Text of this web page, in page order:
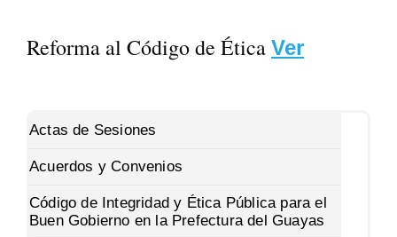
Reforma al Código de Ética Ver
Actas de Sesiones
Acuerdos y Convenios
Código de Integridad y Ética Pública para el
Buen Gobierno en la Prefectura del Guayas